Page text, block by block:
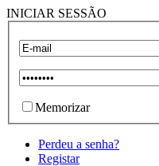
INICIAR SESSÃO
Memorizar
Perdeu a senha?
Registar